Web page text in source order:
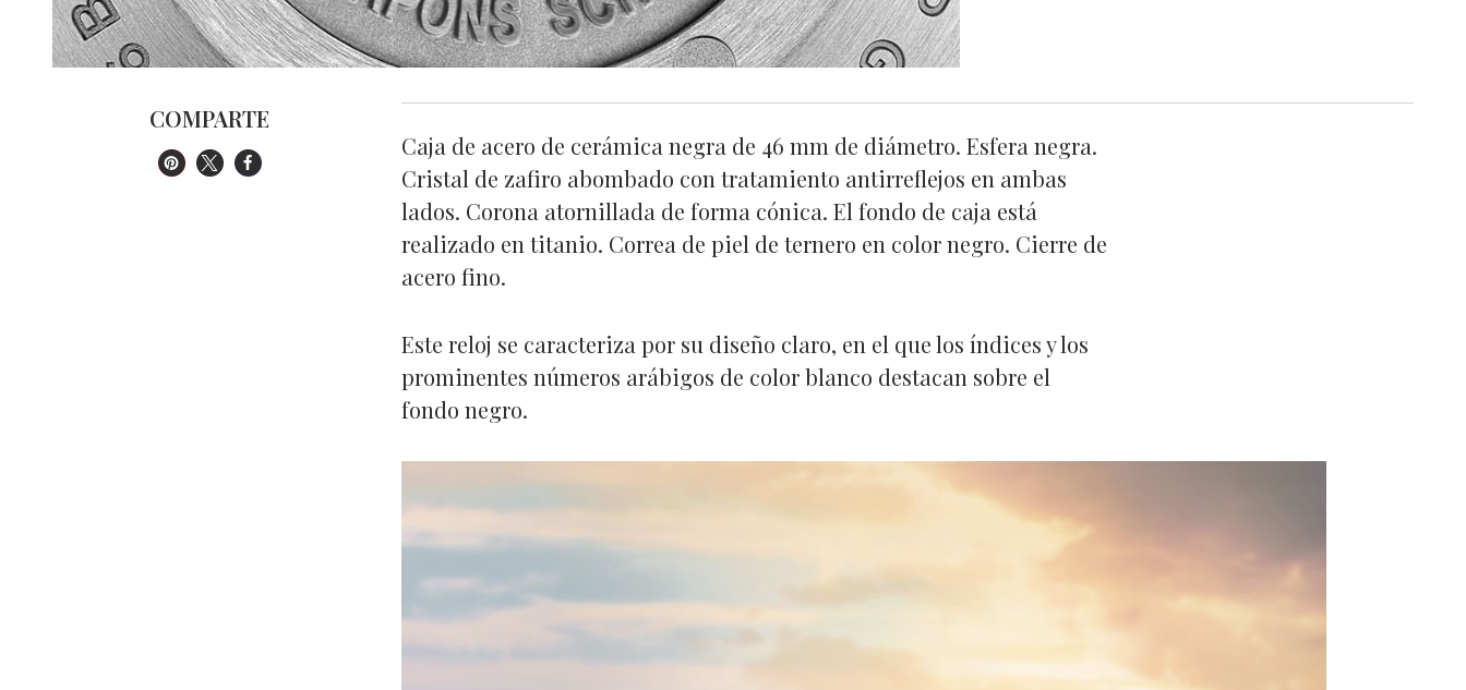
COMPARTE
Caja de acero de cerámica negra de 46 mm de diámetro. Esfera negra.
Cristal de zafiro abombado con tratamiento antirreflejos en ambas
lados. Corona atornillada de forma cónica. El fondo de caja está
realizado en titanio. Correa de piel de ternero en color negro. Cierre de
acero fino.
Este reloj se caracteriza por su diseño claro, en el que los índices y los
prominentes números arábigos de color blanco destacan sobre el
fondo negro.